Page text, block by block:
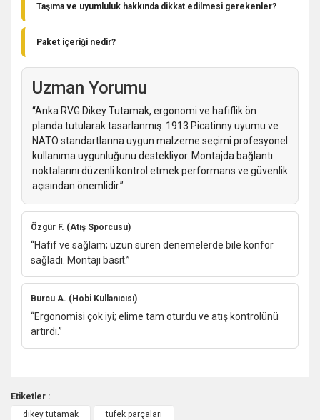
solventlerden koruyun, ağır darbelere maruz bırakmayın. Kir ve
Taşıma ve uyumluluk hakkında dikkat edilmesi gerekenler?
ekipman kullanımı sırasında güvenlik talimatlarına riayet edin.
Paket içeriği nedir?
Uzman Yorumu
“Anka RVG Dikey Tutamak, ergonomi ve hafiflik ön
planda tutularak tasarlanmış. 1913 Picatinny uyumu ve
NATO standartlarına uygun malzeme seçimi profesyonel
kullanıma uygunluğunu destekliyor. Montajda bağlantı
noktalarını düzenli kontrol etmek performans ve güvenlik
açısından önemlidir.”
Özgür F. (Atış Sporcusu)
“Hafif ve sağlam; uzun süren denemelerde bile konfor
sağladı. Montajı basit.”
Burcu A. (Hobi Kullanıcısı)
“Ergonomisi çok iyi; elime tam oturdu ve atış kontrolünü
artırdı.”
Etiketler :
dikey tutamak
tüfek parçaları